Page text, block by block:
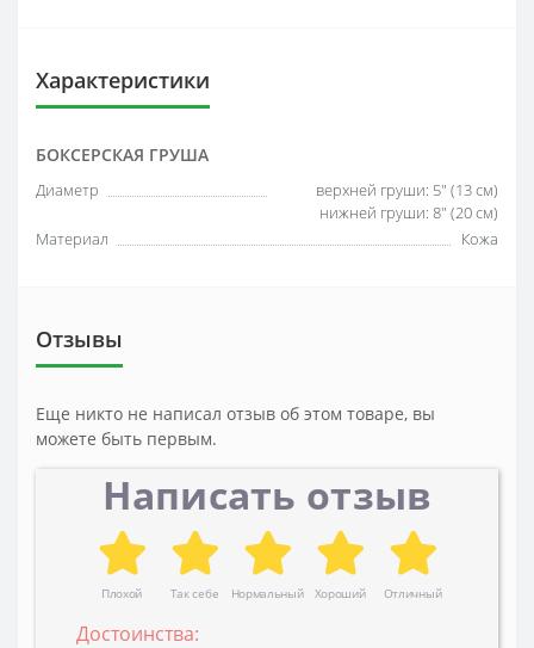
Характеристики
БОКСЕРСКАЯ ГРУША
Диаметр
верхней груши: 5" (13 см)
нижней груши: 8" (20 см)
Материал
Кожа
Отзывы
Еще никто не написал отзыв об этом товаре, вы
можете быть первым.
Написать отзыв
Плохой Так себе Нормальный Хороший Отличный
Достоинства: